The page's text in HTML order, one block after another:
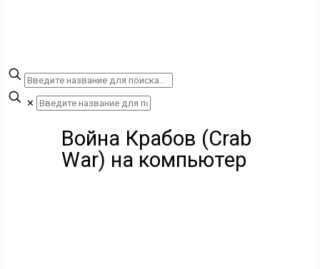
✕
Война Крабов (Crab
War) на компьютер